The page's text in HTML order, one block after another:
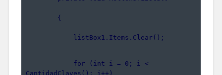
        {
            listBox1.Items.Clear();
CantidadClaves(); i++)